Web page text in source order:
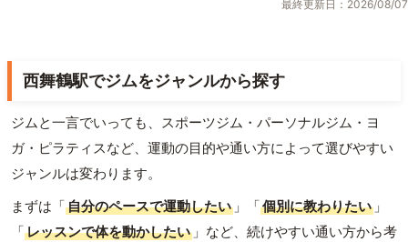
最終更新日：2026/08/07
西舞鶴駅でジムをジャンルから探す
ジムと一言でいっても、スポーツジム・パーソナルジム・ヨ
ガ・ピラティスなど、運動の目的や通い方によって選びやすい
ジャンルは変わります。
まずは「自分のペースで運動したい 」「個別に教わりたい 」
「レッスンで体を動かしたい 」など、続けやすい通い方から考